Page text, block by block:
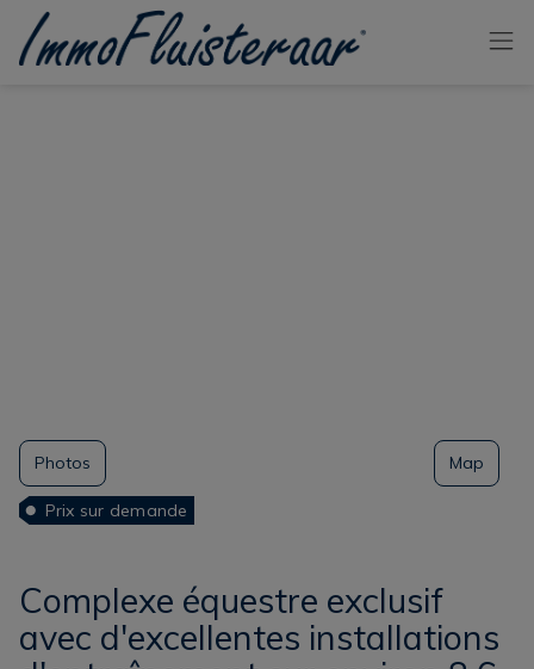
Passer le menu et aller au contenu
Complexe équestre exclusif
avec d'excellentes installations
Prix sur demande
Photos Map